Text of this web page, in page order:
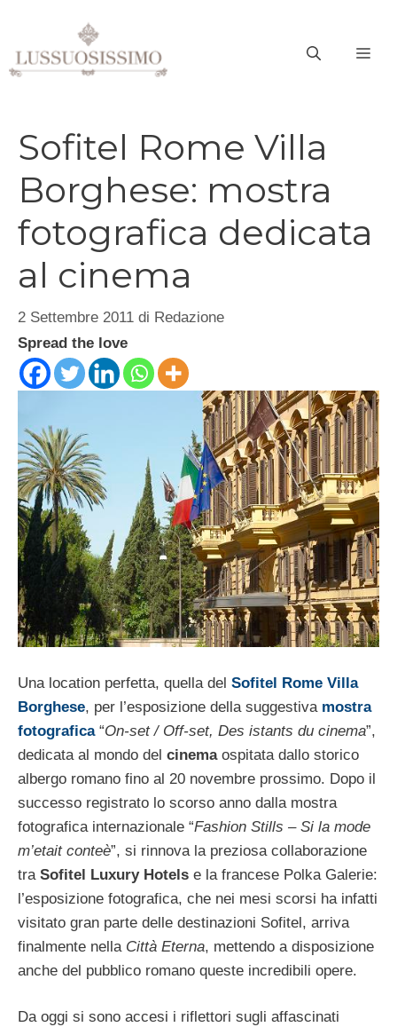
contenuto
Sofitel Rome Villa
Borghese: mostra
fotografica dedicata
al cinema
2 Settembre 2011 di Redazione
Spread the love
Una location perfetta, quella del Sofitel Rome Villa
Borghese, per l’esposizione della suggestiva mostra
fotografica“On-set / Off-set, Des istants du cinema”,
dedicata al mondo del cinemaospitata dallo storico
albergo romano fino al 20 novembre prossimo. Dopo il
successo registrato lo scorso anno dalla mostra
fotografica internazionale “Fashion Stills – Si la mode
m’etait conteè”, si rinnova la preziosa collaborazione
tra Sofitel Luxury Hotels e la francese Polka Galerie:
l’esposizione fotografica, che nei mesi scorsi ha infatti
visitato gran parte delle destinazioni Sofitel, arriva
finalmente nella Città Eterna, mettendo a disposizione
anche del pubblico romano queste incredibili opere.
Da oggi si sono accesi i riflettori sugli affascinati